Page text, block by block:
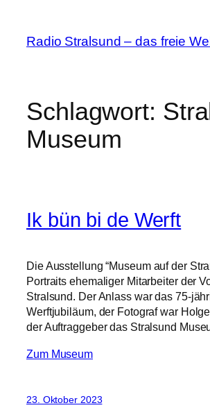
springen
Radio Stralsund – das freie
Schlagwort:
Museum
Ik bün bi de Werft
Die Ausstellung “Museum auf der
Portraits ehemaliger Mitarbeiter der
Stralsund. Der Anlass war das 75-
Werftjubiläum, der Fotograf war
der Auftraggeber das Stralsund
Zum Museum
23. Oktober 2023